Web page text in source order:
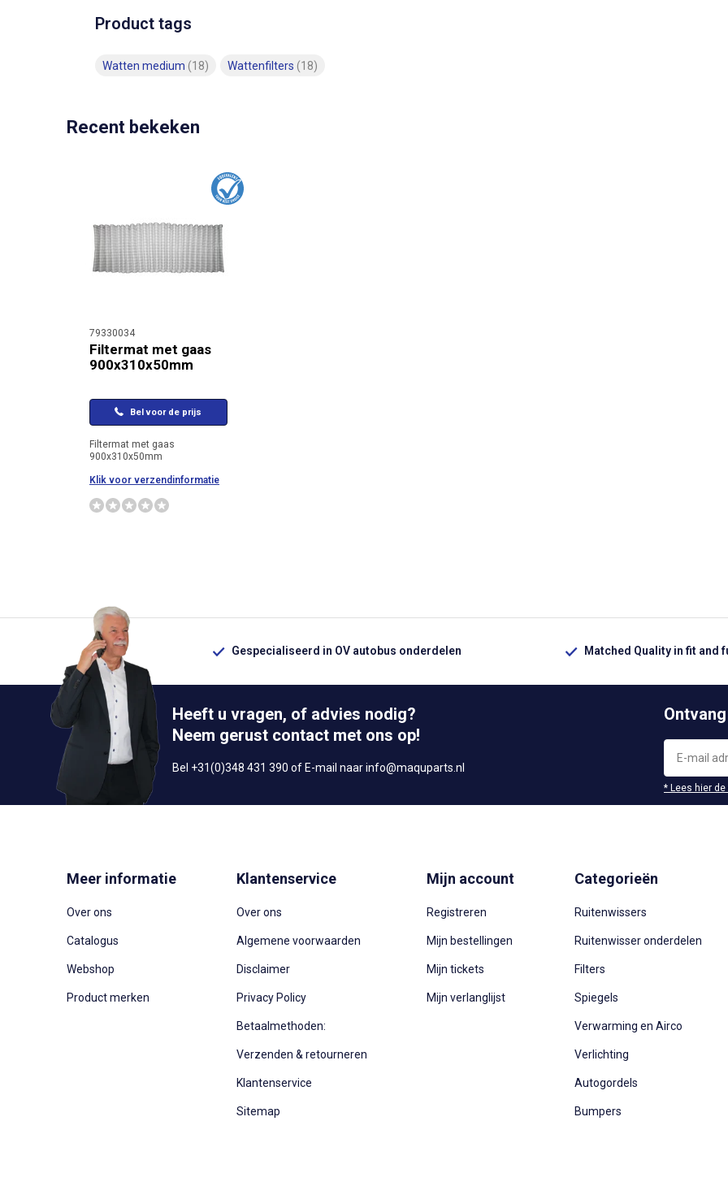
Product tags
Watten medium (18) Wattenfilters (18)
Recent bekeken
79330034
Filtermat met gaas
900x310x50mm
Bel voor de prijs
Filtermat met gaas
900x310x50mm
Klik voor verzendinformatie
Gespecialiseerd in OV autobus onderdelen Matched Quality in fit and
Heeft u vragen, of advies nodig?
Neem gerust contact met ons op!
Bel +31(0)348 431 390 of E-mail naarinfo@maquparts.nl
* Lees hier
Meer informatie
Over ons
Catalogus
Webshop
Product merken
Klantenservice
Over ons
Algemene voorwaarden
Disclaimer
Privacy Policy
Betaalmethoden:
Verzenden & retourneren
Klantenservice
Sitemap
Mijn account
Registreren
Mijn bestellingen
Mijn tickets
Mijn verlanglijst
Categorieën
Ruitenwissers
Ruitenwisser onderdelen
Filters
Spiegels
Verwarming en Airco
Verlichting
Autogordels
Bumpers